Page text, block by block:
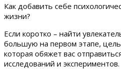
Как добавить себе
жизни?
Если коротко – найти
большую на первом этапе,
которая обяжет вас
исследований и экспериментов.